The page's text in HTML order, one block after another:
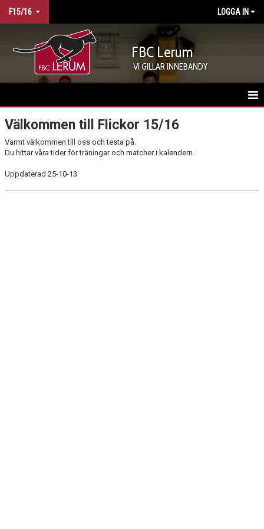
F15/16 LOGGA IN
FBC Lerum
VI GILLAR INNEBANDY
HEM
KALENDER
MATCHER
Välkommen till Flickor 15/16
Varmt välkommen till oss och testa på.
Du hittar våra tider för träningar och matcher i kalendern.
Uppdaterad 25-10-13